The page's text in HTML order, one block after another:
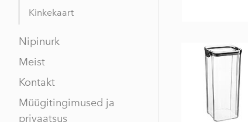
Kinkekaart
Nipinurk
Meist
Kontakt
Müügitingimused ja
privaatsus